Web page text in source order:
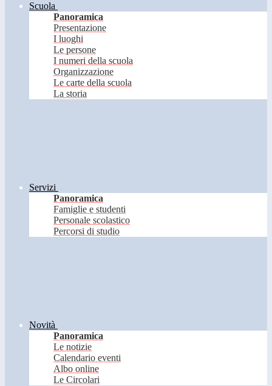
Scuola
Panoramica
Presentazione
I luoghi
Le persone
I numeri della scuola
Organizzazione
Le carte della scuola
La storia
Servizi
Panoramica
Famiglie e studenti
Personale scolastico
Percorsi di studio
Novità
Panoramica
Le notizie
Calendario eventi
Albo online
Le Circolari